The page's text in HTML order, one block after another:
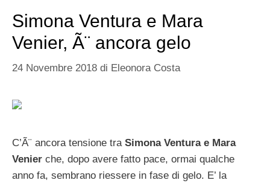
Simona Ventura e Mara
Venier, Ã¨ ancora gelo
24 Novembre 2018 di Eleonora Costa
C’Ã¨ ancora tensione tra Simona Ventura e Mara
Venier che, dopo avere fatto pace, ormai qualche
anno fa, sembrano riessere in fase di gelo. E’ la